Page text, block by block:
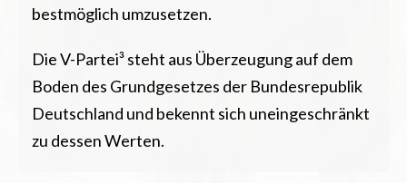
bestmöglich umzusetzen.
Die V-Partei³ steht aus Überzeugung auf dem
Boden des Grundgesetzes der Bundesrepublik
Deutschland und bekennt sich uneingeschränkt
zu dessen Werten.